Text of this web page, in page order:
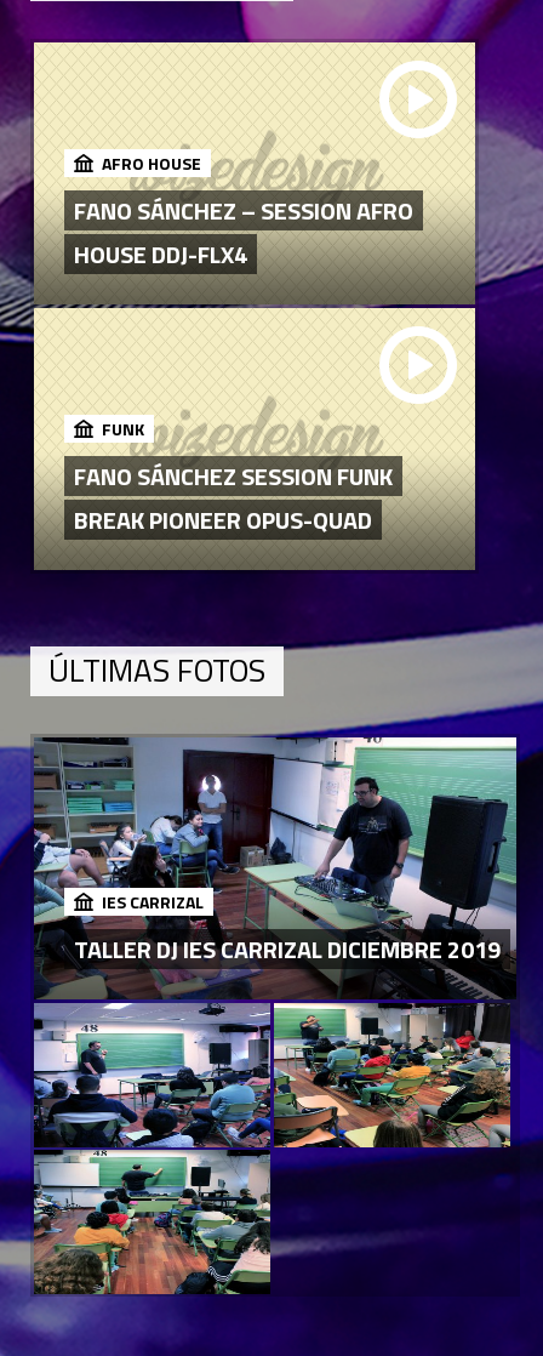
AFRO HOUSE
FANO SÁNCHEZ – SESSION AFRO
HOUSE DDJ-FLX4
FUNK
FANO SÁNCHEZ SESSION FUNK
BREAK PIONEER OPUS-QUAD
ÚLTIMAS FOTOS
IES CARRIZAL
TALLER DJ IES CARRIZAL DICIEMBRE 2019